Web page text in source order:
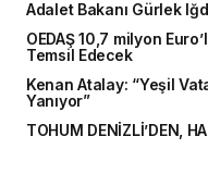
Adalet Bakanı Gürlek
OEDAŞ 10,7 milyon
Temsil Edecek
Kenan Atalay: “Yeşil
Yanıyor”
TOHUM DENİZLİ’DEN,